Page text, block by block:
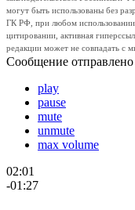
могут быть использованы без
ГК РФ, при любом использовании
цитировании, активная
редакции может не совпадать с
Сообщение отправлено
play
pause
mute
unmute
max volume
02:01
-01:27